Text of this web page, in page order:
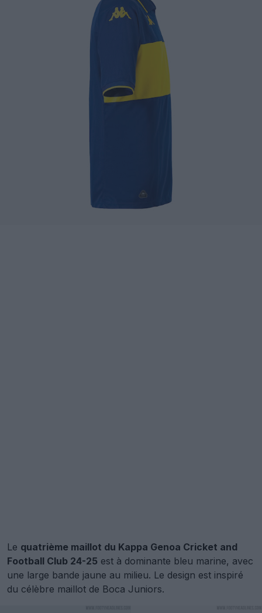
Le quatrième maillot du Kappa Genoa Cricket and
Football Club 24-25 est à dominante bleu marine, avec
une large bande jaune au milieu. Le design est inspiré
du célèbre maillot de Boca Juniors.